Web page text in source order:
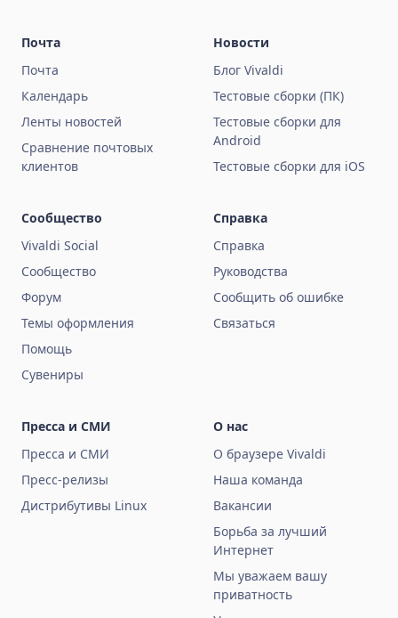
Почта
Почта
Календарь
Ленты новостей
Сравнение почтовых
клиентов
Новости
Блог Vivaldi
Тестовые сборки (ПК)
Тестовые сборки для
Android
Тестовые сборки для iOS
Сообщество
Vivaldi Social
Сообщество
Форум
Темы оформления
Помощь
Сувениры
Справка
Справка
Руководства
Сообщить об ошибке
Связаться
Пресса и СМИ
Пресса и СМИ
Пресс-релизы
Дистрибутивы Linux
О нас
О браузере Vivaldi
Наша команда
Вакансии
Борьба за лучший
Интернет
Мы уважаем вашу
приватность